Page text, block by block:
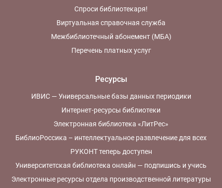
Спроси библиотекаря!
Виртуальная справочная служба
Межбиблиотечный абонемент (МБА)
Перечень платных услуг
Ресурсы
ИВИС — Универсальные базы данных периодики
Интернет-ресурсы библиотеки
Электронная библиотека «ЛитРес»
БиблиоРоссика – интеллектуальное развлечение для всех
РУКОНТ теперь доступен
Университетская библиотека онлайн — подпишись и учись
Электронные ресурсы отдела производственной литературы